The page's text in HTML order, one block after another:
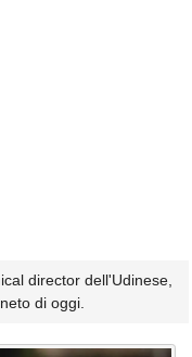
director dell'Udinese,
di oggi.